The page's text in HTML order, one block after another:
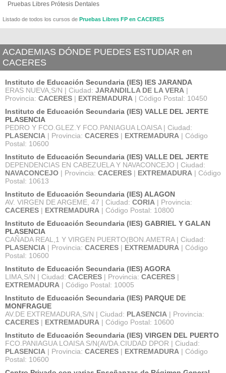
Pruebas Libres Prótesis Dentales
Listado de todos los cursos de Pruebas Libres FP en CACERES
ACADEMIAS DÓNDE PUEDES ESTUDIAR en
CACERES
Instituto de Educación Secundaria (IES) IES JARANDA
ERAS NUEVA,S/N | Ciudad: JARANDILLA DE LA VERA |
Provincia: CACERES | EXTREMADURA | Código Postal: 10450
Instituto de Educación Secundaria (IES) VALLE DEL JERTE
PLASENCIA
PEDRO Y FCO.GLEZ.Y FCO.PANIAGUA LOAISA | Ciudad:
PLASENCIA | Provincia: CACERES | EXTREMADURA | Código
Postal: 10600
Instituto de Educación Secundaria (IES) VALLE DEL JERTE
DEPENDENCIAS EN CABEZUELA Y NAVACONCEJO | Ciudad:
NAVACONCEJO | Provincia: CACERES | EXTREMADURA | Código
Postal: 10613
Instituto de Educación Secundaria (IES) ALAGON
AV. VIRGEN DE ARGEME, 47 | Ciudad: CORIA | Provincia:
CACERES | EXTREMADURA | Código Postal: 10800
Instituto de Educación Secundaria (IES) GABRIEL Y GALAN
PLASENCIA
CAÑADA REAL,1 Y VIRGEN PUERTO(BON.AMETRA | Ciudad:
PLASENCIA | Provincia: CACERES | EXTREMADURA | Código
Postal: 10600
Instituto de Educación Secundaria (IES) AGORA
LIMA,S/N | Ciudad: CACERES | Provincia: CACERES |
EXTREMADURA | Código Postal: 10005
Instituto de Educación Secundaria (IES) PARQUE DE
MONFRAGUE
AV.DE EXTREMADURA,S/N | Ciudad: PLASENCIA | Provincia:
CACERES | EXTREMADURA | Código Postal: 10600
Instituto de Educación Secundaria (IES) VIRGEN DEL PUERTO
FCO.PANIAGUA LOAISA S/N(AVDA.CIUDAD DPOR | Ciudad:
PLASENCIA | Provincia: CACERES | EXTREMADURA | Código
Postal: 10600